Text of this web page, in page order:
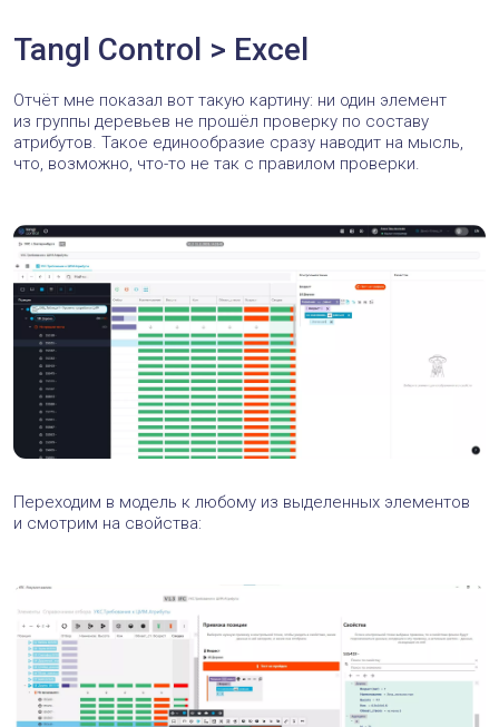
Tangl Control > Excel
Отчёт мне показал вот такую картину: ни один элемент
из группы деревьев не прошёл проверку по составу
атрибутов. Такое единообразие сразу наводит на мысль,
что, возможно, что-то не так с правилом проверки.
Переходим в модель к любому из выделенных элементов
и смотрим на свойства: